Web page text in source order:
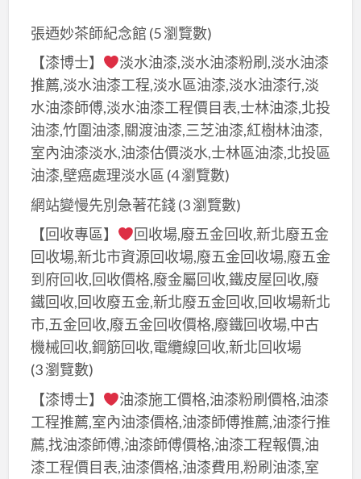
張迺妙茶師紀念館 (5 瀏覽數)
【漆博士】
淡水油漆,淡水油漆粉刷,淡水油漆
推薦,淡水油漆工程,淡水區油漆,淡水油漆行,淡
水油漆師傅,淡水油漆工程價目表,士林油漆,北投
油漆,竹圍油漆,關渡油漆,三芝油漆,紅樹林油漆,
室內油漆淡水,油漆估價淡水,士林區油漆,北投區
油漆,壁癌處理淡水區 (4 瀏覽數)
網站變慢先別急著花錢(3 瀏覽數)
【回收專區】
回收場,廢五金回收,新北廢五金
回收場,新北市資源回收場,廢五金回收場,廢五金
到府回收,回收價格,廢金屬回收,鐵皮屋回收,廢
鐵回收,回收廢五金,新北廢五金回收,回收場新北
市,五金回收,廢五金回收價格,廢鐵回收場,中古
機械回收,鋼筋回收,電纜線回收,新北回收場
(3 瀏覽數)
【漆博士】
油漆施工價格,油漆粉刷價格,油漆
工程推薦,室內油漆價格,油漆師傅推薦,油漆行推
薦,找油漆師傅,油漆師傅價格,油漆工程報價,油
漆工程價目表,油漆價格,油漆費用,粉刷油漆,室